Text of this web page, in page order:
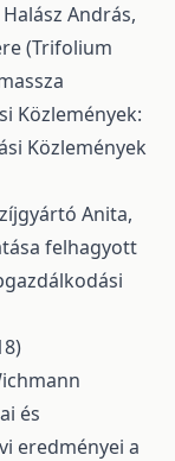
András,
(Trifolium
Közlemények:
Közlemények
Anita,
felhagyott
és
eredményei a